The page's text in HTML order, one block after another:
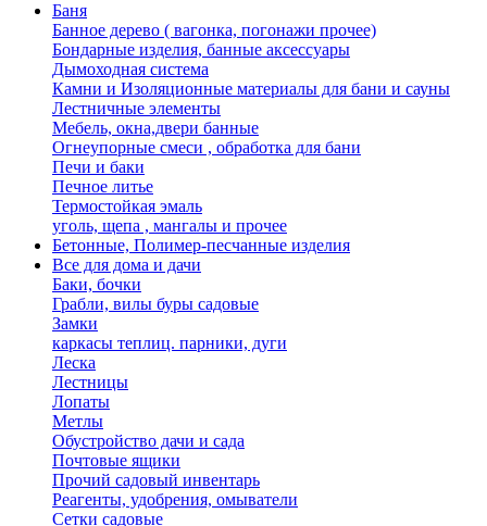
Баня
Банное дерево ( вагонка, погонажи прочее)
Бондарные изделия, банные аксессуары
Дымоходная система
Камни и Изоляционные материалы для бани и сауны
Лестничные элементы
Мебель, окна,двери банные
Огнеупорные смеси , обработка для бани
Печи и баки
Печное литье
Термостойкая эмаль
уголь, щепа , мангалы и прочее
Бетонные, Полимер-песчанные изделия
Все для дома и дачи
Баки, бочки
Грабли, вилы буры садовые
Замки
каркасы теплиц. парники, дуги
Леска
Лестницы
Лопаты
Метлы
Обустройство дачи и сада
Почтовые ящики
Прочий садовый инвентарь
Реагенты, удобрения, омыватели
Сетки садовые